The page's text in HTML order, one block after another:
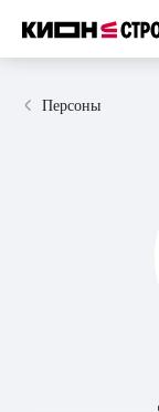
Персоны